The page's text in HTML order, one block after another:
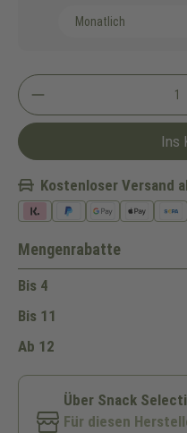
Ins
Kostenloser Versand
Mengenrabatte
Bis 4
Bis 11
Ab 12
Über Snack
Für diesen